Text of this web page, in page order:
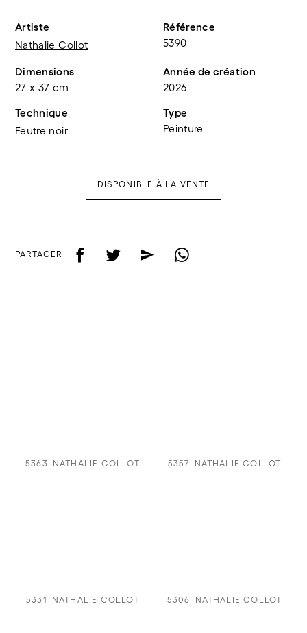
Artiste
Nathalie Collot
Référence
5390
Dimensions
27 x 37 cm
Année de création
2026
Technique
Feutre noir
Type
Peinture
DISPONIBLE À LA VENTE
PARTAGER f t e w
5363 NATHALIE COLLOT 5357 NATHALIE COLLOT
5331 NATHALIE COLLOT 5306 NATHALIE COLLOT